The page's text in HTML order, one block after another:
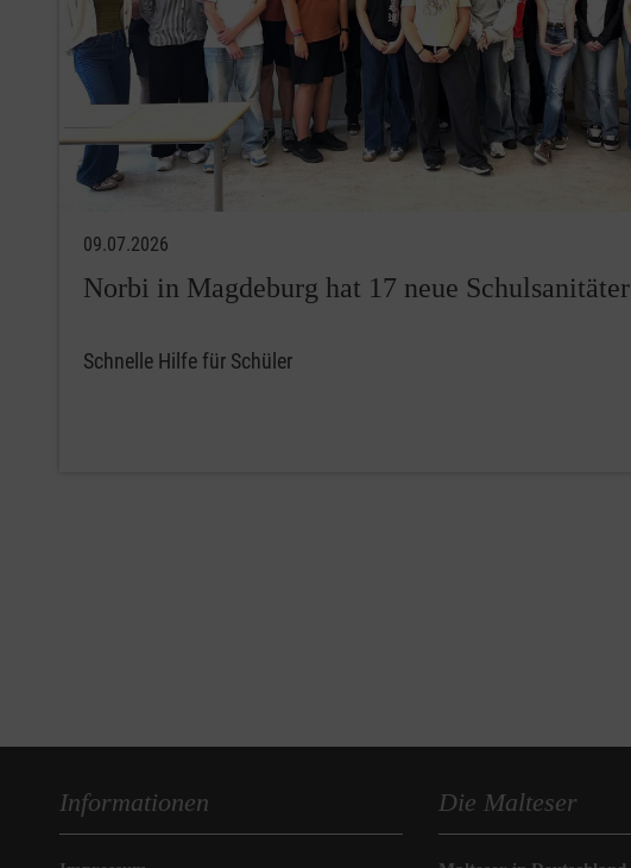
09.07.2026
Norbi in Magdeburg hat 17 neue Schulsanitäter
Schnelle Hilfe für Schüler
Informationen Die Malteser